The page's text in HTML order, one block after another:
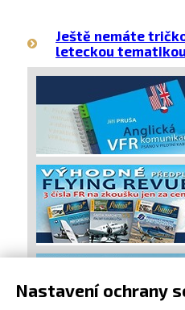
Ještě nemáte
leteckou
Nastavení ochrany